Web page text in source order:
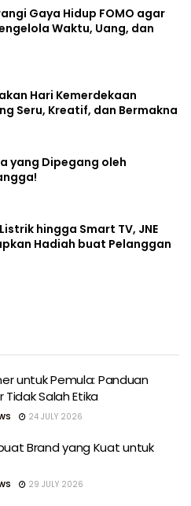
Gaya Hidup FOMO agar
Waktu, Uang, dan
Hari Kemerdekaan
Seru, Kreatif, dan Bermakna
yang Dipegang oleh
hingga Smart TV, JNE
Hadiah buat Pelanggan
untuk Pemula: Panduan
Tidak Salah Etika
24 JULY 2026
Brand yang Kuat untuk
29 JULY 2026